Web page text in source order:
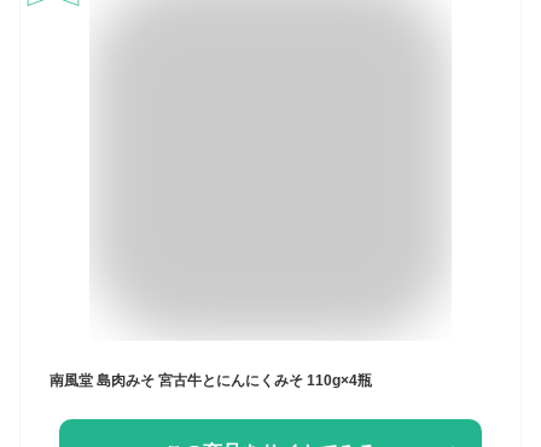
南風堂 島肉みそ 宮古牛とにんにくみそ 110g×4瓶